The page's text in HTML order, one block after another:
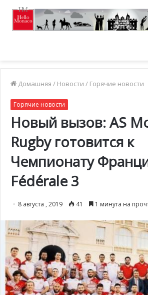
Домашняя / Новости / Горячие новости
Горячие новости
Новый вызов: AS
Rugby готовится к
Чемпионату
Fédérale 3
8 августа , 2019 41 1 минута на